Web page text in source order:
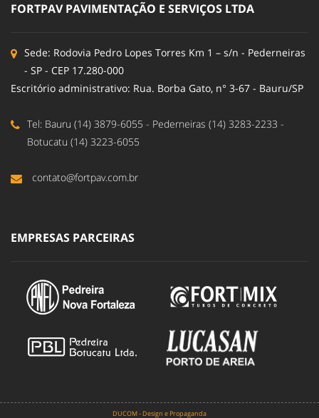
FORTPAV PAVIMENTAÇÃO E SERVIÇOS LTDA
Sede: Rodovia Pedro Lopes Torres Km 1 – s/n - Pederneiras
- SP - CEP 17.280-000
Escritório administrativo: Rua. Borba Gato, n° 3-67 - Bauru/SP
Tel: Bauru (14) 3879-6055 - Pederneiras (14) 3283-2233 -
Botucatu (14) 3223-6055
contato@fortpav.com.br
EMPRESAS PARCEIRAS
DUCOM - Design e Propaganda